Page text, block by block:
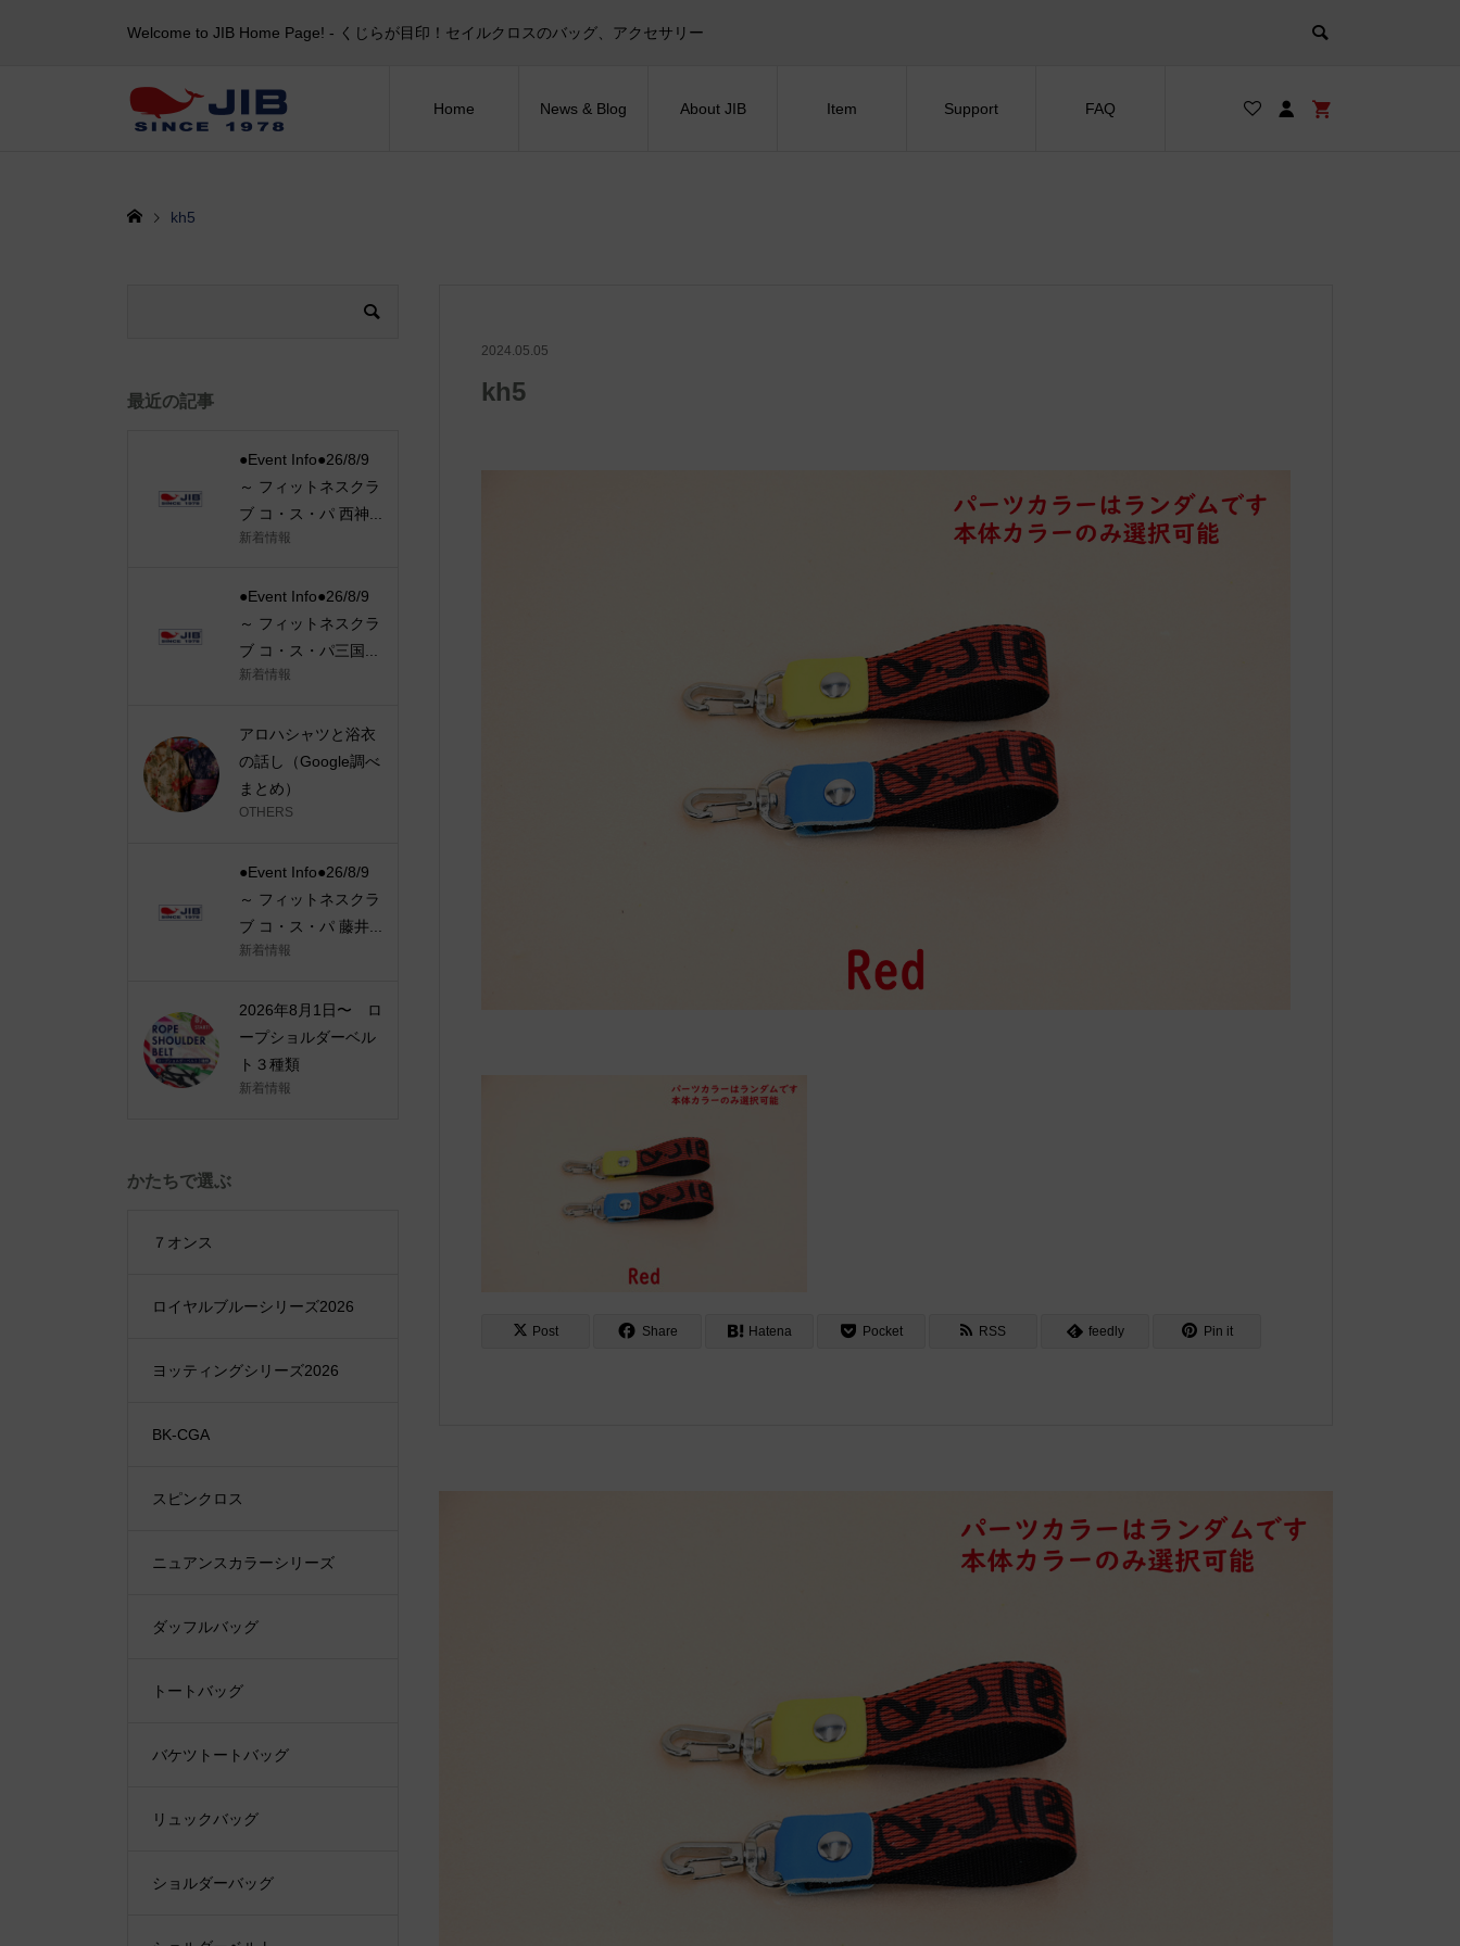
Welcome to JIB Home Page! ‐ くじらが目印！セイルクロスのバッグ、アクセサリー
Home News & Blog About JIB Item Support FAQ
kh5
2024.05.05
kh5
Post Share Hatena Pocket RSS feedly Pin it
最近の記事
●Event Info●26/8/9
～ フィットネスクラ
ブ コ・ス・パ 西神...
新着情報
●Event Info●26/8/9
～ フィットネスクラ
ブ コ・ス・パ三国...
新着情報
アロハシャツと浴衣
の話し（Google調べ
まとめ）
OTHERS
●Event Info●26/8/9
～ フィットネスクラ
ブ コ・ス・パ 藤井...
新着情報
2026年8月1日〜 ロ
ープショルダーベル
ト３種類
新着情報
かたちで選ぶ
７オンス
ロイヤルブルーシリーズ2026
ヨッティングシリーズ2026
BK-CGA
スピンクロス
ニュアンスカラーシリーズ
ダッフルバッグ
トートバッグ
バケツトートバッグ
リュックバッグ
ショルダーバッグ